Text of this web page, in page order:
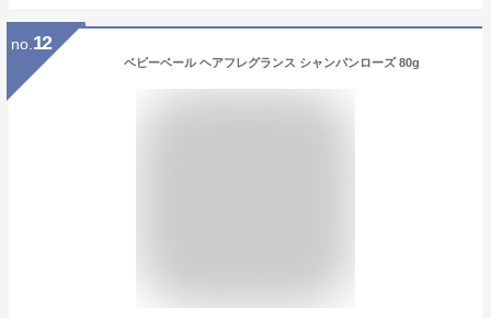
no. 12
ベビーベール ヘアフレグランス シャンパンローズ 80g